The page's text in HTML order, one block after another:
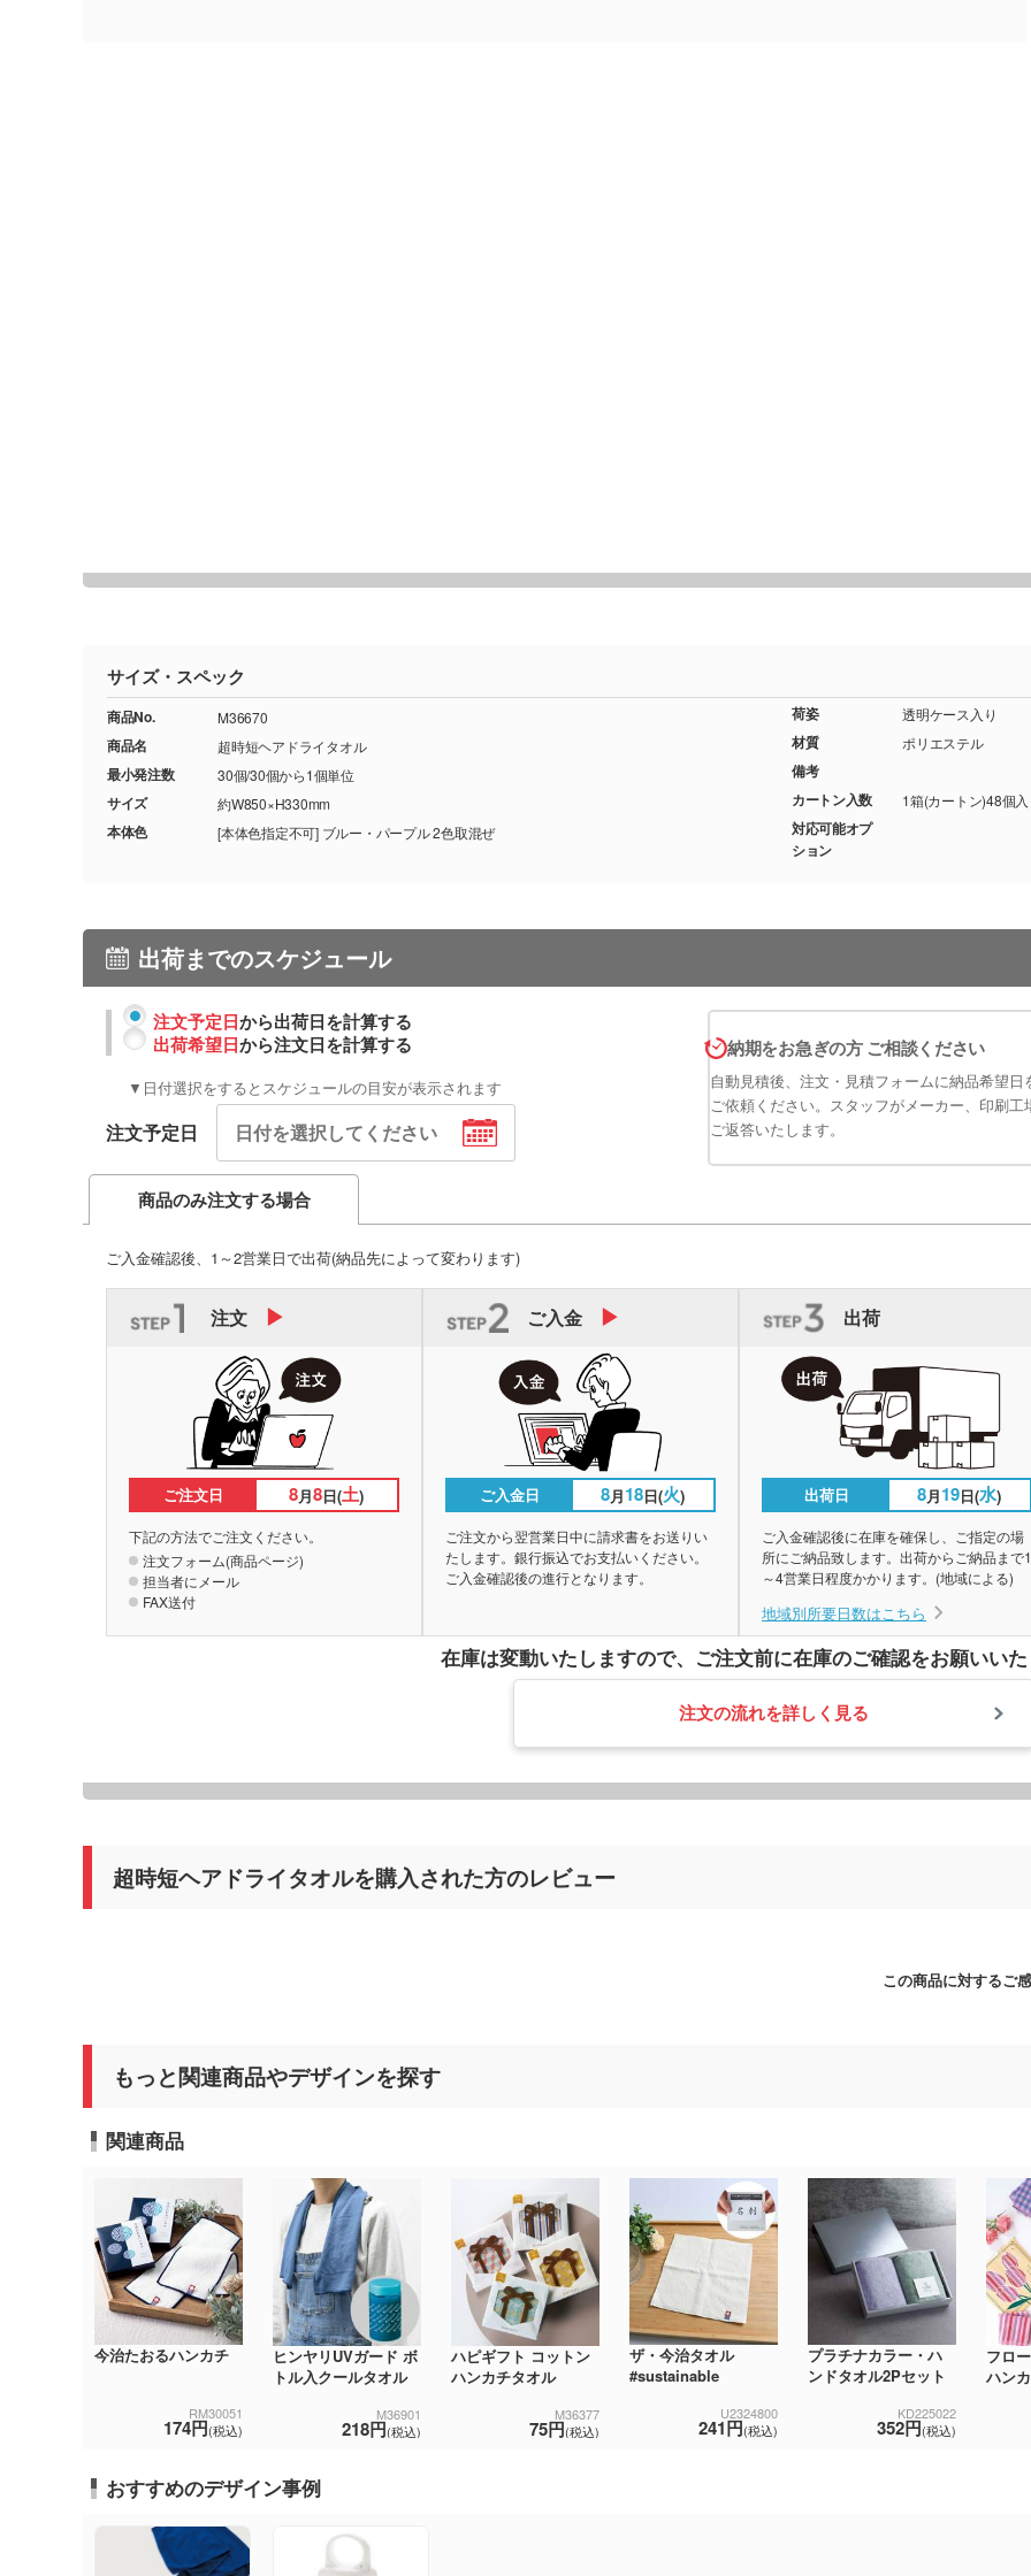
サイズ・スペック
商品No. M36670
商品名 超時短ヘアドライタオル
最小発注数 30個/30個から1個単位
サイズ 約W850×H330mm
本体色 [本体色指定不可] ブルー・パープル 2色取混ぜ
荷姿 透明ケース入り
材質 ポリエステル
備考
カートン入数
1箱(カートン)48個
対応可能オプ
ション
出荷までのスケジュール
注文予定日から出荷日を計算する
出荷希望日から注文日を計算する
▼日付選択をするとスケジュールの目安が表示されます
注文予定日
納期をお急ぎの方 ご相談ください
自動見積後、注文・見積フォームに納品希望日
ご依頼ください。スタッフがメーカー、印刷工
ご返答いたします。
商品のみ注文する場合
ご入金確認後、1～2営業日で出荷(納品先によって変わります)
注文
ご注文日 8月8日(土)
下記の方法でご注文ください。
注文フォーム(商品ページ)
担当者にメール
FAX送付
ご入金
ご入金日 8月18日(火)
ご注文から翌営業日中に請求書をお送りい
たします。銀行振込でお支払いください。
ご入金確認後の進行となります。
出荷
出荷日 8月19日(水)
ご入金確認後に在庫を確保し、ご指定の場
所にご納品致します。出荷からご納品まで1
～4営業日程度かかります。(地域による)
地域別所要日数はこちら
在庫は変動いたしますので、 ご注文前に在庫のご確認をお願いい
注文の流れを詳しく見る
超時短ヘアドライタオルを購入された方のレビュー
この商品に対するご
もっと関連商品やデザインを探す
関連商品
今治たおるハンカチ
RM30051
174円(税込)
ヒンヤリUVガード ボ
トル入クールタオル
M36901
218円(税込)
ハピギフト コットン
ハンカチタオル
M36377
75円(税込)
ザ・今治タオル
#sustainable
U2324800
241円(税込)
プラチナカラー・ハ
ンドタオル2Pセット
KD225022
352円(税込)
フロ
ハン
おすすめのデザイン事例